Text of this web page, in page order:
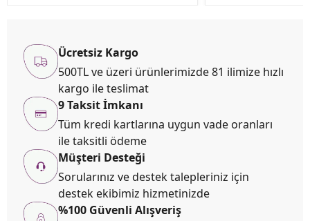
Ücretsiz Kargo
500TL ve üzeri ürünlerimizde 81 ilimize hızlı
kargo ile teslimat
9 Taksit İmkanı
Tüm kredi kartlarına uygun vade oranları
ile taksitli ödeme
Müşteri Desteği
Sorularınız ve destek talepleriniz için
destek ekibimiz hizmetinizde
%100 Güvenli Alışveriş